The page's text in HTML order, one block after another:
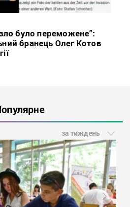
було переможене”:
бранець Олег Котов
за тиждень